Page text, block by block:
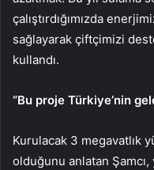
çalıştırdığımızda
sağlayarak çiftçimizi
kullandı.
“Bu proje Türkiye’nin
Kurulacak 3 megavatlık
olduğunu anlatan